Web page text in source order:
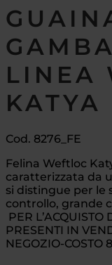
LINEA
KATYA
Cod. 8276_FE
Felina Weftloc
caratterizzata da
si distingue per le
controllo, grande
PER L’ACQUISTO
PRESENTI IN
NEGOZIO-COSTO